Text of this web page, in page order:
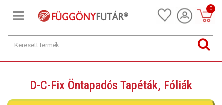
0
D-C-Fix Öntapadós Tapéták, Fóliák